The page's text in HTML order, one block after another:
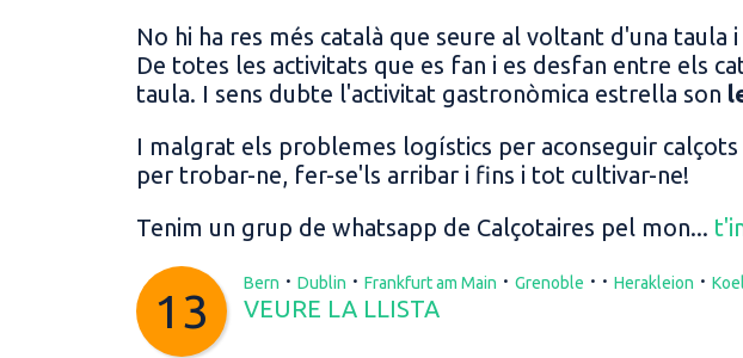
No hi ha res més català que seure al voltant d'una
De totes les activitats que es fan i es desfan entre els
taula. I sens dubte l'activitat gastronòmica estrella son
I malgrat els problemes logístics per aconseguir
per trobar-ne, fer-se'ls arribar i fins i tot cultivar-ne!
Tenim un grup de whatsapp de Calçotaires pel mon...
13
Bern · Dublin · Frankfurt am Main · Grenoble · · Herakleion ·
VEURE LA LLISTA